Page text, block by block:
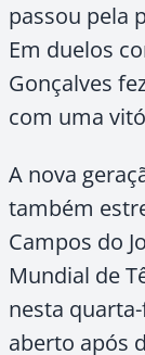
passou pela
Em duelos
Gonçalves
com uma
A nova
também
Campos do
Mundial de
nesta
aberto após